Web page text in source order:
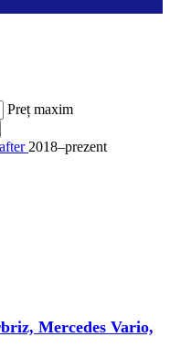
Preț maxim
2018–prezent
Mercedes Vario,